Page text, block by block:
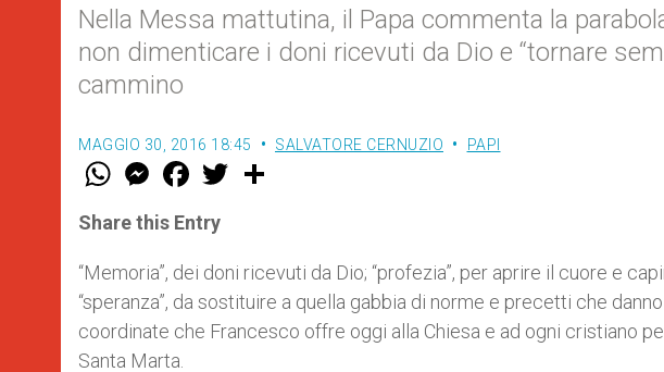
Nella Messa mattutina, il Papa commenta la
non dimenticare i doni ricevuti da Dio e “tornare
cammino
MAGGIO 30, 2016 18:45 SALVATORE CERNUZIO PAPI
W
t
s
p
p
M
e
s
e
g
e
r
F
a
e
b
o
k
w
r
Share this Entry
“Memoria”, dei doni ricevuti da Dio; “profezia”, per aprire il cuore e
“speranza”, da sostituire a quella gabbia di norme e precetti che
coordinate che Francesco offre oggi alla Chiesa e ad ogni cristiano
Santa Marta.